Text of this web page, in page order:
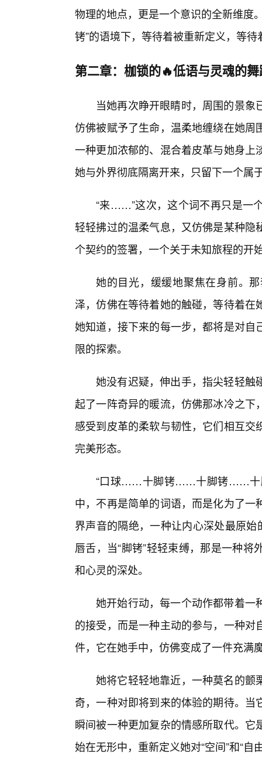
物理的地点，更是一个意识的全新维度
铐”的语境下，等待着被重新定义，等
第二章：枷锁的🔥低语与灵魂的
当她再次睁开眼睛时，周围的景
仿佛被赋予了生命，温柔地缠绕在她
一种更加浓郁的、混合着皮革与她身
她与外界彻底隔离开来，只留下一个属
“来……”这次，这个词不再只是一
轻轻拂过的温柔气息，又仿佛是某种
个契约的签署，一个关于未知旅程的开
她的目光，缓缓地聚焦在身前。
泽，仿佛在等待着她的触碰，等待着
她知道，接下来的每一步，都将是对
限的探索。
她没有迟疑，伸出手，指尖轻轻触
起了一阵奇异的暖流，仿佛那冰冷之
感受到皮革的柔软与韧性，它们相互
完美形态。
“口球……十脚铐……十脚铐……十
中，不再是简单的词语，而是化为了
界声音的隔绝，一种让内心深处最原
唇舌，当“脚铐”轻轻束缚，那是一种
和心灵的深处。
她开始行动，每一个动作都带着一
的接受，而是一种主动的参与，一种
件，它在她手中，仿佛变成了一件充满
她将它轻轻地靠近，一种莫名的颤
奇，一种对即将到来的体验的期待。
瞬间被一种更加复杂的情感所取代。
始在无形中，重新定义她对“空间”和“自